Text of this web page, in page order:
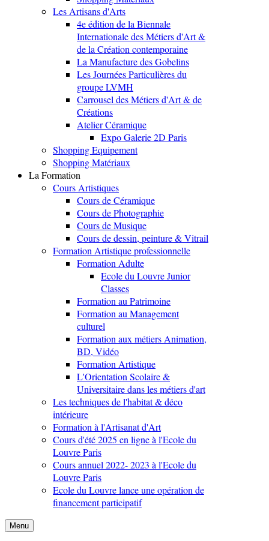
Les Artisans d'Arts
4e édition de la Biennale
Internationale des Métiers d'Art &
de la Création contemporaine
La Manufacture des Gobelins
Les Journées Particulières du
groupe LVMH
Carrousel des Métiers d'Art & de
Créations
Atelier Céramique
Expo Galerie 2D Paris
Shopping Equipement
Shopping Matériaux
La Formation
Cours Artistiques
Cours de Céramique
Cours de Photographie
Cours de Musique
Cours de dessin, peinture & Vitrail
Formation Artistique professionnelle
Formation Adulte
Ecole du Louvre Junior
Classes
Formation au Patrimoine
Formation au Management
culturel
Formation aux métiers Animation,
BD, Vidéo
Formation Artistique
L'Orientation Scolaire &
Universitaire dans les métiers d'art
Les techniques de l'habitat & déco
intérieure
Formation à l'Artisanat d'Art
Cours d'été 2025 en ligne à l'Ecole du
Louvre Paris
Cours annuel 2022- 2023 à l'Ecole du
Louvre Paris
Ecole du Louvre lance une opération de
financement participatif
Menu